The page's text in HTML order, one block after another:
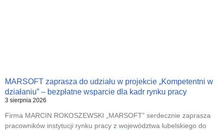
MARSOFT zaprasza do udziału w projekcie „Kompetentni w
działaniu” – bezpłatne wsparcie dla kadr rynku pracy
3 sierpnia 2026
Firma MARCIN ROKOSZEWSKI „MARSOFT” serdecznie zaprasza
pracowników instytucji rynku pracy z województwa lubelskiego do